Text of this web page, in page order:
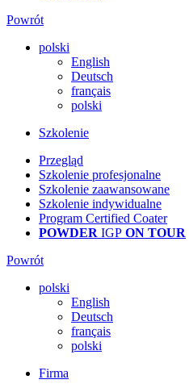
Powrót
polski
English
Deutsch
français
polski
Szkolenie
Przegląd
Szkolenie profesjonalne
Szkolenie zaawansowane
Szkolenie indywidualne
Program Certified Coater
POWDER IGP ON TOUR
Powrót
polski
English
Deutsch
français
polski
Firma